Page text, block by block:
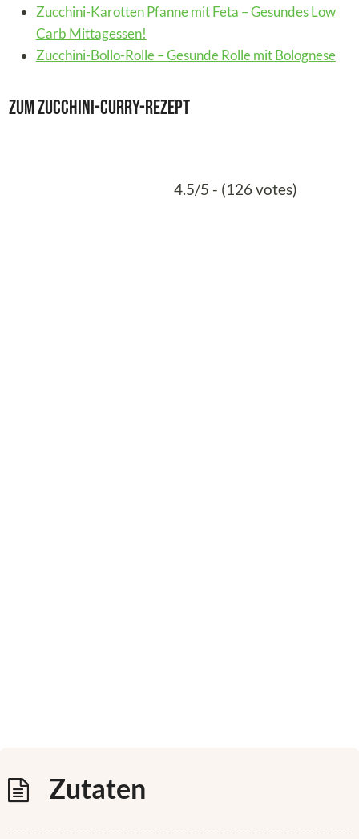
Zucchini-Karotten Pfanne mit Feta – Gesundes Low
Carb Mittagessen!
Zucchini-Bollo-Rolle – Gesunde Rolle mit Bolognese
Zum Zucchini-Curry-Rezept
4.5/5 - (126 votes)
Zutaten